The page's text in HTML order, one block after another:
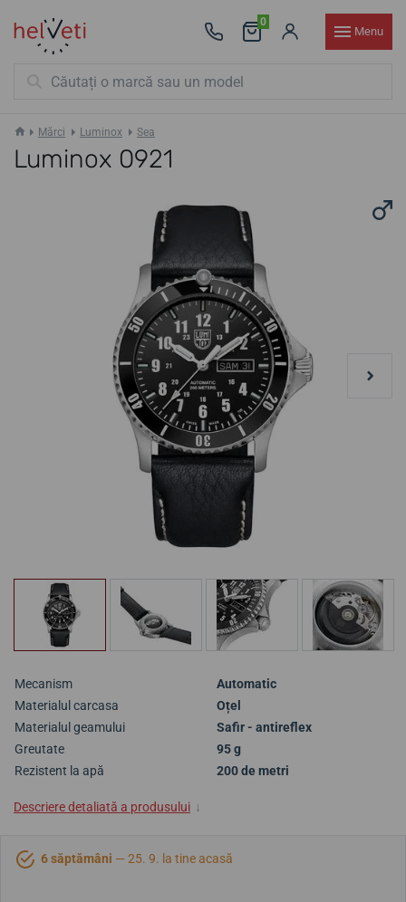
0
Menu
Mărci Luminox Sea
Luminox 0921
Mecanism
Automatic
Materialul carcasa
Oțel
Materialul geamului
Safir - antireflex
Greutate
95 g
Rezistent la apă
200 de metri
Descriere detaliată a produsului ↓
6 săptămâni — 25. 9. la tine acasă